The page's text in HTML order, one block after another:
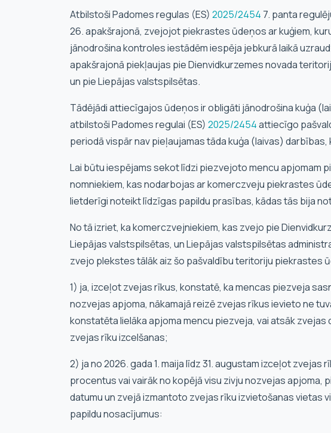
Atbilstoši Padomes regulas (ES) 2025/2454 7. panta
26. apakšrajonā, zvejojot piekrastes ūdeņos ar kuģiem,
jānodrošina kontroles iestādēm iespēja jebkurā laikā
apakšrajonā piekļaujas pie Dienvidkurzemes novada
un pie Liepājas valstspilsētas.
Tādējādi attiecīgajos ūdeņos ir obligāti jānodrošina kuģa
atbilstoši Padomes regulai (ES) 2025/2454attiecīgo
periodā vispār nav pieļaujamas tāda kuģa (laivas)
Lai būtu iespējams sekot līdzi piezvejoto mencu
nomniekiem, kas nodarbojas ar komerczveju piekrastes
lietderīgi noteikt līdzīgas papildu prasības, kādas tās bija
No tā izriet, ka komerczvejniekiem, kas zvejo pie
Liepājas valstspilsētas, un Liepājas valstspilsētas
zvejo plekstes tālāk aiz šo pašvaldību teritoriju piekrastes
1) ja, izceļot zvejas rīkus, konstatē, ka mencas piezveja
nozvejas apjoma, nākamajā reizē zvejas rīkus ievieto ne
konstatēta lielāka apjoma mencu piezveja, vai atsāk
zvejas rīku izcelšanas;
2) ja no 2026. gada 1. maija līdz 31. augustam izceļot
procentus vai vairāk no kopējā visu zivju nozvejas apjoma,
datumu un zvejā izmantoto zvejas rīku izvietošanas vietas
papildu nosacījumus: